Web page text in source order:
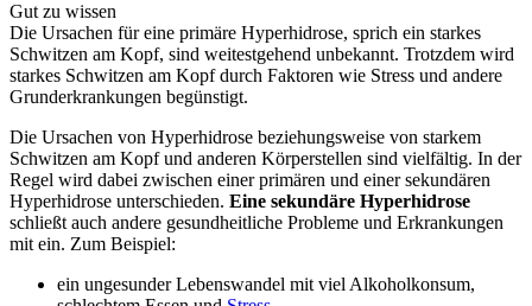
Gut zu wissen
Die Ursachen für eine primäre Hyperhidrose, sprich ein starkes
Schwitzen am Kopf, sind weitestgehend unbekannt. Trotzdem wird
starkes Schwitzen am Kopf durch Faktoren wie Stress und andere
Grunderkrankungen begünstigt.
Die Ursachen von Hyperhidrose beziehungsweise von starkem
Schwitzen am Kopf und anderen Körperstellen sind vielfältig. In der
Regel wird dabei zwischen einer primären und einer sekundären
Hyperhidrose unterschieden. Eine sekundäre Hyperhidrose
schließt auch andere gesundheitliche Probleme und Erkrankungen
mit ein. Zum Beispiel:
ein ungesunder Lebenswandel mit viel Alkoholkonsum,